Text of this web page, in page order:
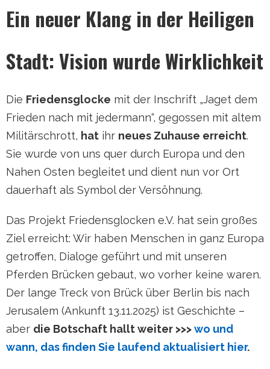
Ein neuer Klang in der Heiligen
Stadt: Vision wurde Wirklichkeit
Die Friedensglocke mit der Inschrift „Jaget dem
Frieden nach mit jedermann“, gegossen mit altem
Militärschrott, hat ihr neues Zuhause erreicht.
Sie wurde von uns quer durch Europa und den
Nahen Osten begleitet und dient nun vor Ort
dauerhaft als Symbol der Versöhnung.
Das Projekt Friedensglocken e.V. hat sein großes
Ziel erreicht: Wir haben Menschen in ganz Europa
getroffen, Dialoge geführt und mit unseren
Pferden Brücken gebaut, wo vorher keine waren.
Der lange Treck von Brück über Berlin bis nach
Jerusalem (Ankunft 13.11.2025) ist Geschichte –
aber die Botschaft hallt weiter >>>wo und
wann, das finden Sie laufend aktualisiert hier.